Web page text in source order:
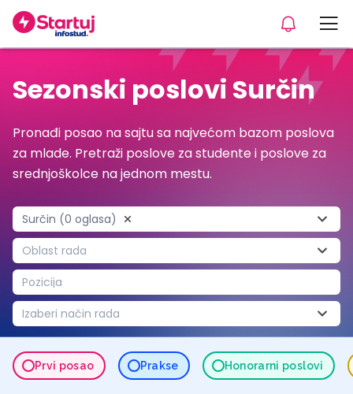
Sezonski poslovi Surčin
Pronađi posao na sajtu sa najvećom bazom poslova
za mlade. Pretraži poslove za studente i poslove za
srednjoškolce na jednom mestu.
Surčin (0 oglasa)
Oblast rada
Pozicija
Izaberi način rada
Prvi posao Prakse Honorarni poslovi